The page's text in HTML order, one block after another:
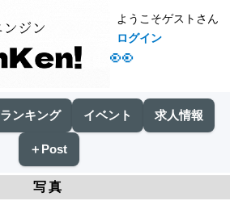
👀
ようこそゲストさん
ログイン
ランキング イベント 求人情報
＋Post
写真